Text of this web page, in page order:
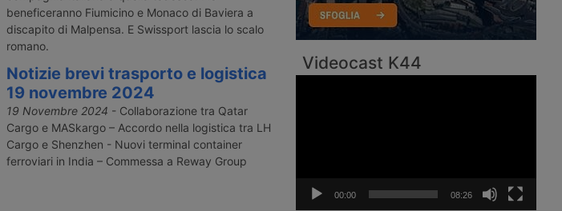
beneficeranno Fiumicino e Monaco di Baviera a
discapito di Malpensa. E Swissport lascia lo scalo
romano.
Notizie brevi trasporto e logistica
19 novembre 2024
19 Novembre 2024 - Collaborazione tra Qatar
Cargo e MASkargo – Accordo nella logistica tra LH
Cargo e Shenzhen - Nuovi terminal container
ferroviari in India – Commessa a Reway Group
Videocast K44
00:00 08:26